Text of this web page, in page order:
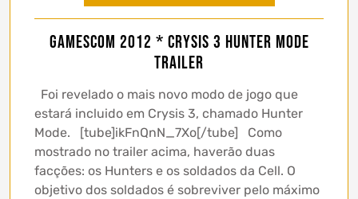
Gamescom 2012 * Crysis 3 Hunter Mode
Trailer
Foi revelado o mais novo modo de jogo que
estará incluido em Crysis 3, chamado Hunter
Mode. [tube]ikFnQnN_7Xo[/tube] Como
mostrado no trailer acima, haverão duas
facções: os Hunters e os soldados da Cell. O
objetivo dos soldados é sobreviver pelo máximo